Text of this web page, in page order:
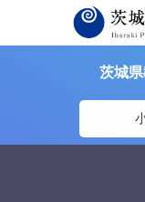
茨城
茨城県教育
茨城県
〒310-
TEL.